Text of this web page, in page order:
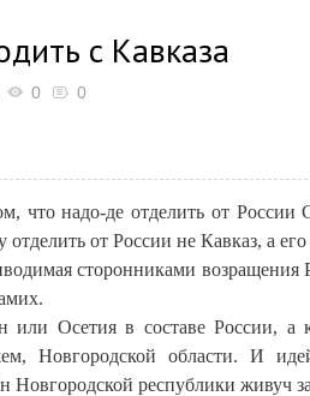
с Кавказа
0 0
что надо-де отделить от России
от России не Кавказ, а
сторонниками
или Осетия в составе России, а
Новгородской области. И
Новгородской республики живуч